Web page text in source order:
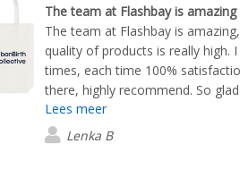
The team at Flashbay is amazing
The team at Flashbay is
quality of products is really high.
times, each time 100%
there, highly recommend. So
company now when I need
very wide and prices are
Lees meer
Lenka B